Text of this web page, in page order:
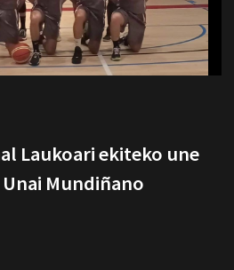
Laukoari ekiteko une
Mundiñano